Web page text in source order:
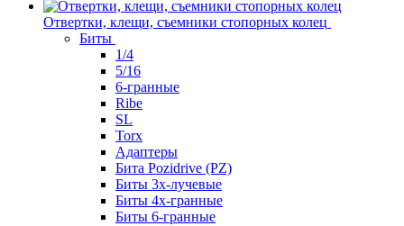
Отвертки, клещи, съемники стопорных колец
Биты
1/4
5/16
6-гранные
Ribe
SL
Torx
Адаптеры
Бита Pozidrive (PZ)
Биты 3х-лучевые
Биты 4х-гранные
Биты 6-гранные